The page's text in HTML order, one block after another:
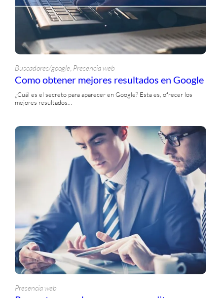
Buscadores/google Presencia web
Como obtener mejores resultados en Google
¿Cuál es el secreto para aparecer en Google? Esta es, ofrecer los
mejores resultados…
Presencia web